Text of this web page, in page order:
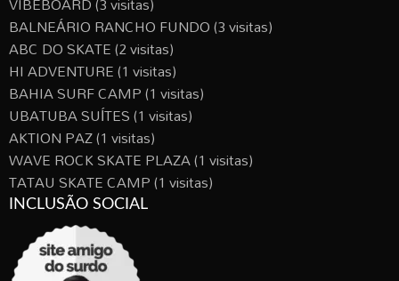
BALNEÁRIO RANCHO FUNDO(3 visitas)
ABC DO SKATE(2 visitas)
HI ADVENTURE(1 visitas)
BAHIA SURF CAMP(1 visitas)
UBATUBA SUÍTES(1 visitas)
AKTION PAZ(1 visitas)
WAVE ROCK SKATE PLAZA(1 visitas)
TATAU SKATE CAMP(1 visitas)
INCLUSÃO SOCIAL